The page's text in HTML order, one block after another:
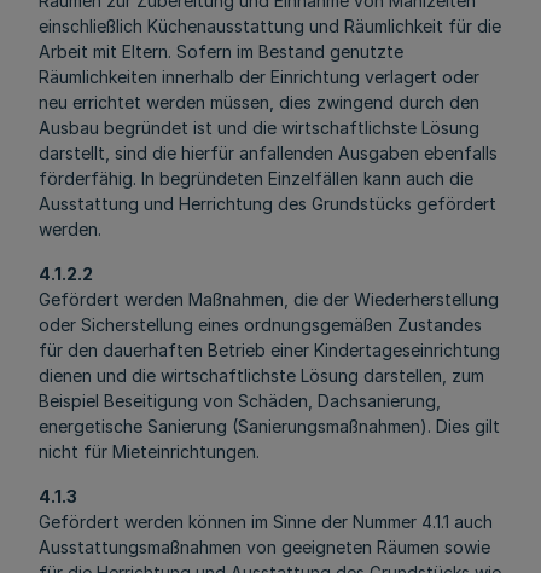
einschließlich Küchenausstattung und Räumlichkeit für die
Arbeit mit Eltern. Sofern im Bestand genutzte
Räumlichkeiten innerhalb der Einrichtung verlagert oder
neu errichtet werden müssen, dies zwingend durch den
Ausbau begründet ist und die wirtschaftlichste Lösung
darstellt, sind die hierfür anfallenden Ausgaben ebenfalls
förderfähig. In begründeten Einzelfällen kann auch die
Ausstattung und Herrichtung des Grundstücks gefördert
werden.
4.1.2.2
Gefördert werden Maßnahmen, die der Wiederherstellung
oder Sicherstellung eines ordnungsgemäßen Zustandes
für den dauerhaften Betrieb einer Kindertageseinrichtung
dienen und die wirtschaftlichste Lösung darstellen, zum
Beispiel Beseitigung von Schäden, Dachsanierung,
energetische Sanierung (Sanierungsmaßnahmen). Dies gilt
nicht für Mieteinrichtungen.
4.1.3
Gefördert werden können im Sinne der Nummer 4.1.1 auch
Ausstattungsmaßnahmen von geeigneten Räumen sowie